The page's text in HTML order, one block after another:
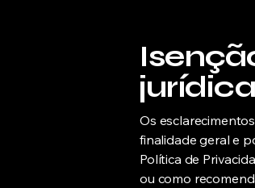
jurídica
Os
finalidade geral e
Política de
ou como